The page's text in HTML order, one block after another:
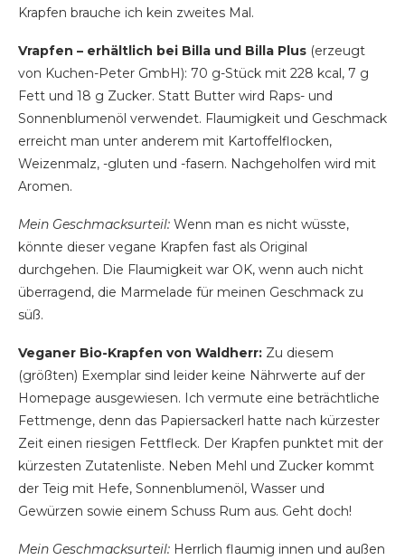
Krapfen brauche ich kein zweites Mal.
Vrapfen – erhältlich bei Billa und Billa Plus (erzeugt
von Kuchen-Peter GmbH): 70 g-Stück mit 228 kcal, 7 g
Fett und 18 g Zucker. Statt Butter wird Raps- und
Sonnenblumenöl verwendet. Flaumigkeit und Geschmack
erreicht man unter anderem mit Kartoffelflocken,
Weizenmalz, -gluten und -fasern. Nachgeholfen wird mit
Aromen.
Mein Geschmacksurteil: Wenn man es nicht wüsste,
könnte dieser vegane Krapfen fast als Original
durchgehen. Die Flaumigkeit war OK, wenn auch nicht
überragend, die Marmelade für meinen Geschmack zu
süß.
Veganer Bio-Krapfen von Waldherr: Zu diesem
(größten) Exemplar sind leider keine Nährwerte auf der
Homepage ausgewiesen. Ich vermute eine beträchtliche
Fettmenge, denn das Papiersackerl hatte nach kürzester
Zeit einen riesigen Fettfleck. Der Krapfen punktet mit der
kürzesten Zutatenliste. Neben Mehl und Zucker kommt
der Teig mit Hefe, Sonnenblumenöl, Wasser und
Gewürzen sowie einem Schuss Rum aus. Geht doch!
Mein Geschmacksurteil: Herrlich flaumig innen und außen